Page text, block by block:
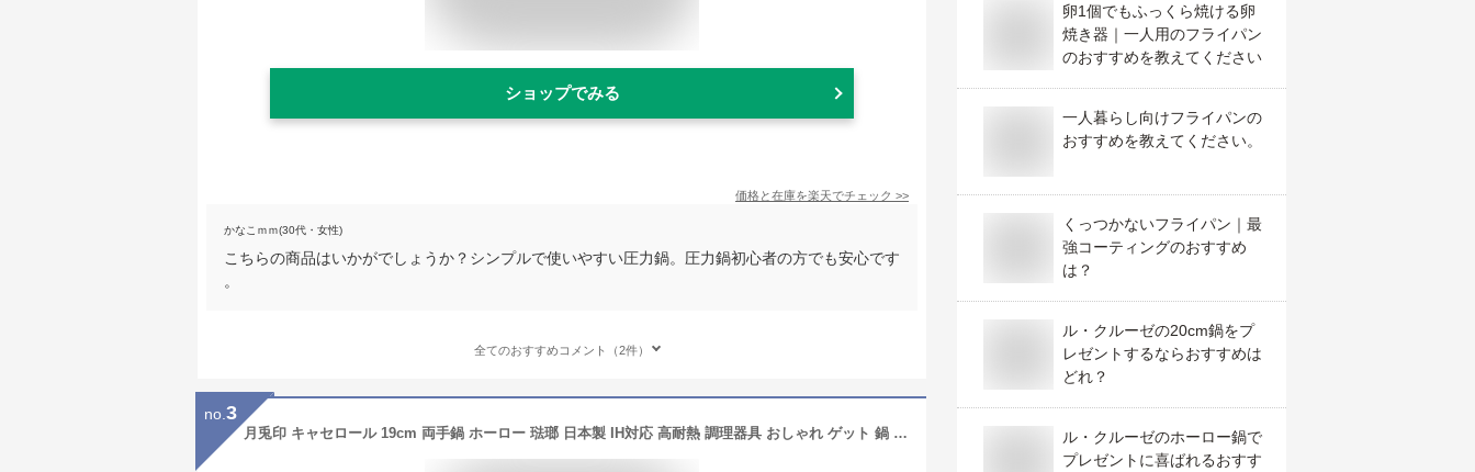
ショップでみる
価格と在庫を楽天でチェック >>
かなこｍｍ(30代・女性)
こちらの商品はいかがでしょうか？シンプルで使いやすい圧力鍋。圧力鍋初心者の方でも安心です
。
全てのおすすめコメント（2件）
no. 3
月兎印 キャセロール 19cm 両手鍋 ホーロー 琺瑯 日本製 IH対応 高耐熱 調理器具 おしゃれ ゲット 鍋 ホーロー鍋 琺瑯鍋 蓋付き シンプル レトロ かわいい 月兎印（つきうさぎじるし） ホワイト レッド
卵1個でもふっくら焼ける卵
焼き器｜一人用のフライパン
のおすすめを教えてください
一人暮らし向けフライパンの
おすすめを教えてください。
くっつかないフライパン｜最
強コーティングのおすすめ
は？
ル・クルーゼの20cm鍋をプ
レゼントするならおすすめは
どれ？
ル・クルーゼのホーロー鍋で
プレゼントに喜ばれるおすす